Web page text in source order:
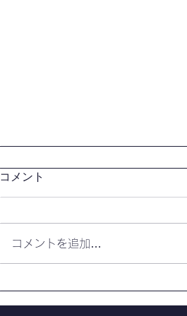
を募集します‼
コメント
コメントを追加…